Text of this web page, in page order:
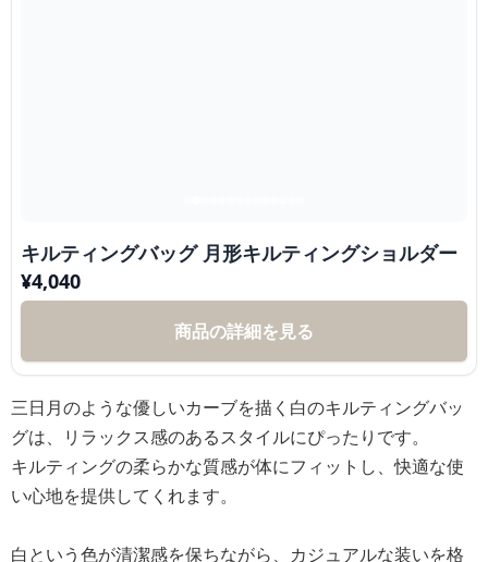
キルティングバッグ 月形キルティングショルダー
¥4,040
商品の詳細を見る
三日月のような優しいカーブを描く白のキルティングバッ
グは、リラックス感のあるスタイルにぴったりです。
キルティングの柔らかな質感が体にフィットし、快適な使
い心地を提供してくれます。
白という色が清潔感を保ちながら、カジュアルな装いを格